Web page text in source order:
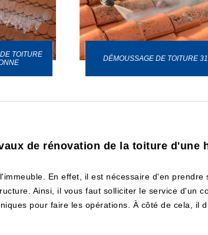
TOITURE
DÉMOUSSAGE DE TOITURE 31
de rénovation de la toiture d'une
En effet, il est nécessaire d'en
Ainsi, il vous faut solliciter le service d'un
pour faire les opérations. À côté de cela, il